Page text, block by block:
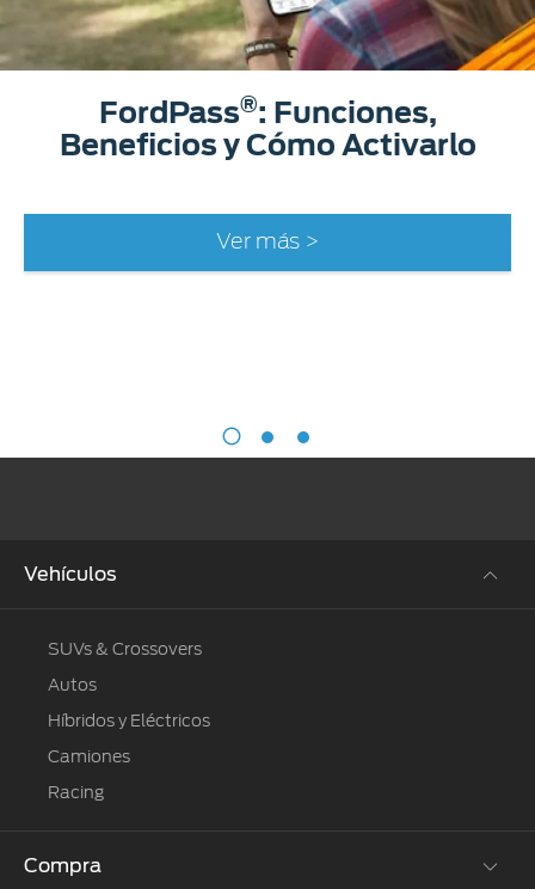
FordPass®: Funciones,
Beneficios y Cómo Activarlo
Ver más >
Vehículos
SUVs & Crossovers
Autos
Híbridos y Eléctricos
Camiones
Racing
Compra